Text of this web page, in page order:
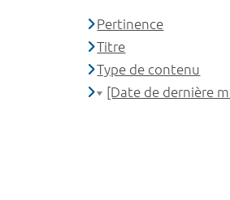
Pertinence
Titre
Type de contenu
[Date de dernière